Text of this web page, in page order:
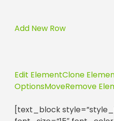
Add New Row
Edit ElementClone
OptionsMoveRemove
[text_block